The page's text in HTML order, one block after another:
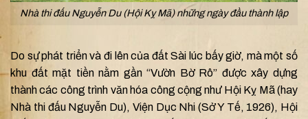
Nhà thi đấu Nguyễn Du (Hội Kỵ Mã) những ngày đầu thành lập
Do sự phát triển và đi lên của đất Sài lúc bấy giờ, mà một số
khu đất mặt tiền nằm gần “Vườn Bờ Rô” được xây dựng
thành các công trình văn hóa công cộng như Hội Kỵ Mã (hay
Nhà thi đấu Nguyễn Du), Viện Dục Nhi (Sở Y Tế, 1926), Hội